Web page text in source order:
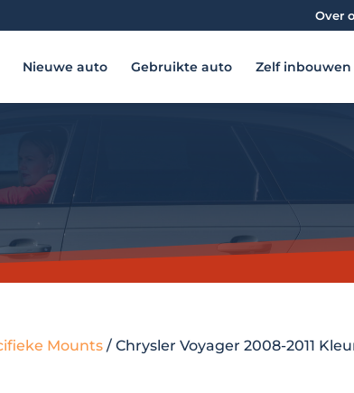
Over
Nieuwe auto Gebruikte auto Zelf inbouwen
Mounts / Chrysler Voyager 2008-2011